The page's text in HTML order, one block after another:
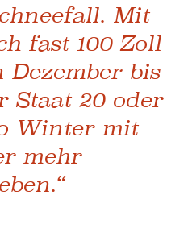
Mit
fast 100 Zoll
bis
Staat 20 oder
Winter mit
mehr